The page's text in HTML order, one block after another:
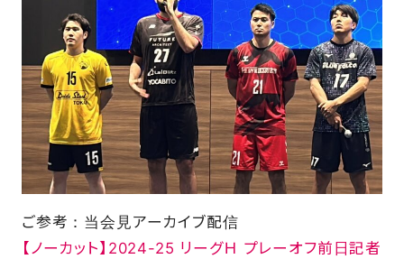
ご参考：当会見アーカイブ配信
【ノーカット】2024-25 リーグＨ プレーオフ前日記者